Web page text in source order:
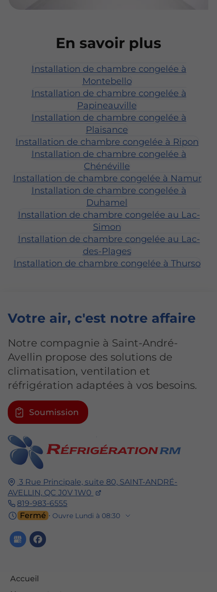
En savoir plus
Installation de chambre congelée à
Montebello
Installation de chambre congelée à
Papineauville
Installation de chambre congelée à
Plaisance
Installation de chambre congelée à Ripon
Installation de chambre congelée à
Chénéville
Installation de chambre congelée à Namur
Installation de chambre congelée à
Duhamel
Installation de chambre congelée au Lac-
Simon
Installation de chambre congelée au Lac-
des-Plages
Installation de chambre congelée à Thurso
3 Rue Principale, suite 80, SAINT-ANDRÉ-
AVELLIN, QC J0V 1W0
819-983-6555
Fermé ⋅ Ouvre Lundi à 08:30
Accueil
Votre air, c'est notre affaire
Notre compagnie à Saint-André-
Avellin propose des solutions de
climatisation, ventilation et
réfrigération adaptées à vos besoins.
Soumission